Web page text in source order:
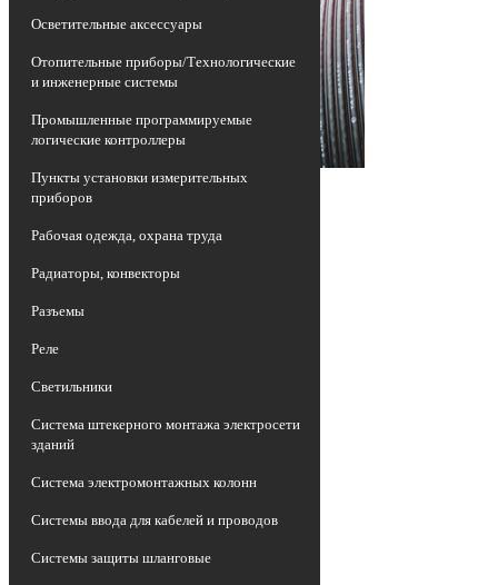
Осветительные аксессуары
Отопительные приборы/Технологические
и инженерные системы
Промышленные программируемые
логические контроллеры
Пункты установки измерительных
приборов
Рабочая одежда, охрана труда
Радиаторы, конвекторы
Разъемы
Реле
Светильники
Система штекерного монтажа электросети
зданий
Система электромонтажных колонн
Системы ввода для кабелей и проводов
Системы защиты шланговые